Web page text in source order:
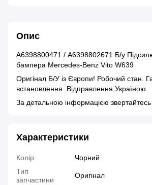
Опис
А6398800471 / A6398802671 Б/у
бампера Mercedes-Benz Vito W639
Оригінал Б/У із Європи! Робочий стан.
встановлення. Відправлення Україною.
За детальною інформацією
Характеристики
Колір
Чорний
Тип
запчастини
Оригінал